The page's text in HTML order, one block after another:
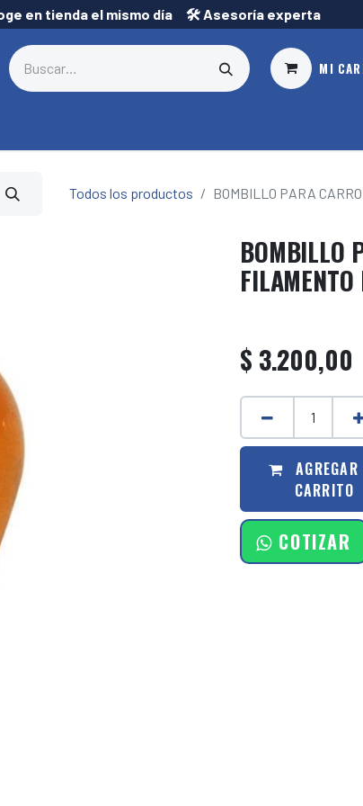
en tienda el mismo día 🛠️ Asesoría experta
MI
Todos los productos BOMBILLO PARA
BOMBILLO
$ 3.200,00
CARRITO
COTIZAR